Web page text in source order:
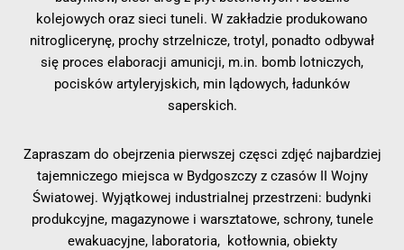
kolejowych oraz sieci tuneli. W zakładzie produkowano
nitroglicerynę, prochy strzelnicze, trotyl, ponadto odbywał
się proces elaboracji amunicji, m.in. bomb lotniczych,
pocisków artyleryjskich, min lądowych, ładunków
saperskich.
Zapraszam do obejrzenia pierwszej częsci zdjęć najbardziej
tajemniczego miejsca w Bydgoszczy z czasów II Wojny
Światowej. Wyjątkowej industrialnej przestrzeni: budynki
produkcyjne, magazynowe i warsztatowe, schrony, tunele
ewakuacyjne, laboratoria, kotłownia, obiekty